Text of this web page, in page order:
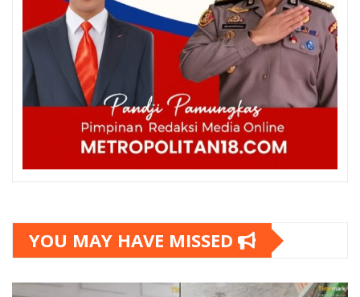
YOU MAY HAVE MISSED